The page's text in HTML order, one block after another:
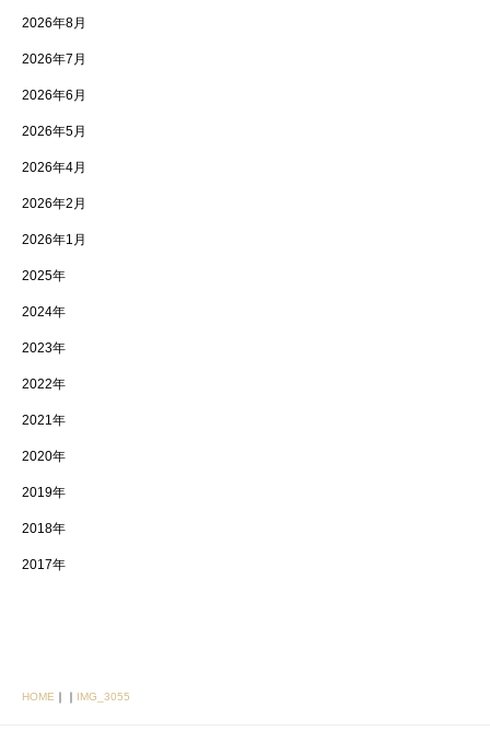
2026年8月
2026年7月
2026年6月
2026年5月
2026年4月
2026年2月
2026年1月
2025年
2024年
2023年
2022年
2021年
2020年
2019年
2018年
2017年
HOME ｜ ｜ IMG_3055